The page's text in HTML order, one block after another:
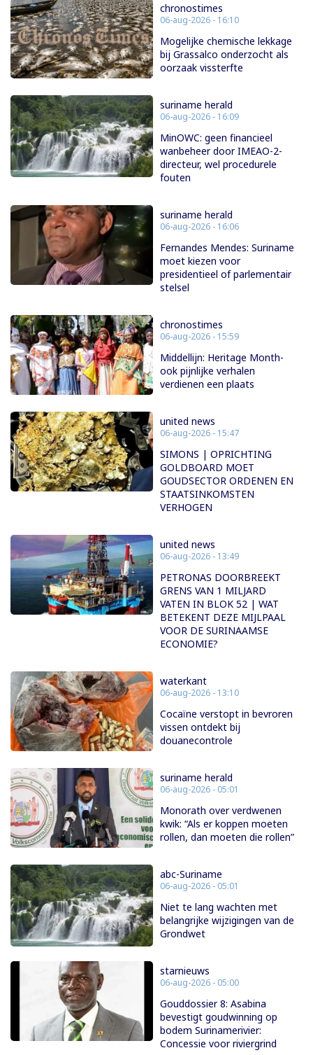
chronostimes
06-aug-2026 - 16:10
Mogelijke chemische lekkage
bij Grassalco onderzocht als
oorzaak vissterfte
suriname herald
06-aug-2026 - 16:09
MinOWC: geen financieel
wanbeheer door IMEAO-2-
directeur, wel procedurele
fouten
suriname herald
06-aug-2026 - 16:06
Fernandes Mendes: Suriname
moet kiezen voor
presidentieel of parlementair
stelsel
chronostimes
06-aug-2026 - 15:59
Middellijn: Heritage Month-
ook pijnlijke verhalen
verdienen een plaats
united news
06-aug-2026 - 15:47
SIMONS | OPRICHTING
GOLDBOARD MOET
GOUDSECTOR ORDENEN EN
STAATSINKOMSTEN
VERHOGEN
united news
06-aug-2026 - 13:49
PETRONAS DOORBREEKT
GRENS VAN 1 MILJARD
VATEN IN BLOK 52 | WAT
BETEKENT DEZE MIJLPAAL
VOOR DE SURINAAMSE
ECONOMIE?
waterkant
06-aug-2026 - 13:10
Cocaïne verstopt in bevroren
vissen ontdekt bij
douanecontrole
suriname herald
06-aug-2026 - 05:01
Monorath over verdwenen
kwik: “Als er koppen moeten
rollen, dan moeten die rollen”
abc-Suriname
06-aug-2026 - 05:01
Niet te lang wachten met
belangrijke wijzigingen van de
Grondwet
starnieuws
06-aug-2026 - 05:00
Gouddossier 8: Asabina
bevestigt goudwinning op
bodem Surinamerivier:
Concessie voor riviergrind